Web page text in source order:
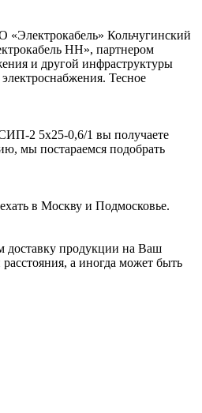
Кольчугинский
НН», партнером
и другой инфраструктуры
Тесное
2 5х25-0,6/1 вы получаете
мы постараемся подобрать
в Москву и Подмосковье.
доставку продукции на Ваш
а иногда может быть